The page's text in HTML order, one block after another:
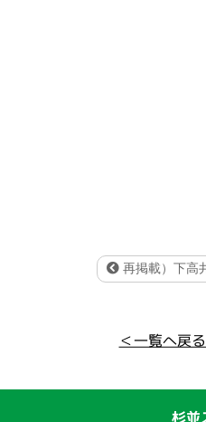
再掲載）下高
＜一覧へ戻
杉並